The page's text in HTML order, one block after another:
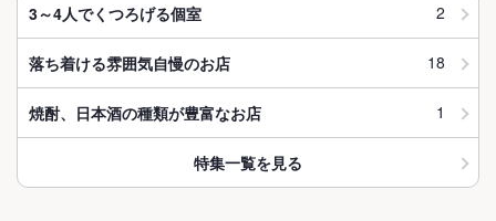
3～4人でくつろげる個室 2
落ち着ける雰囲気自慢のお店 18
焼酎、日本酒の種類が豊富なお店 1
特集一覧を見る